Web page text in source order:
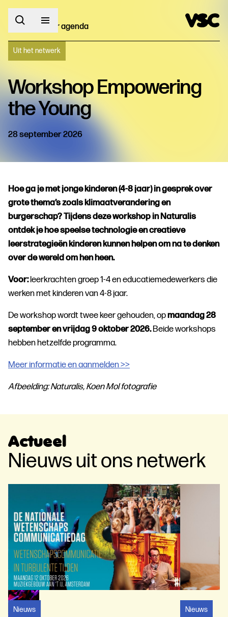
Terug naar agenda
Uit het netwerk
Workshop Empowering
the Young
28 september 2026
Hoe ga je met jonge kinderen (4-8 jaar) in gesprek over
grote thema’s zoals klimaatverandering en
burgerschap? Tijdens deze workshop in Naturalis
ontdek je hoe speelse technologie en creatieve
leerstrategieën kinderen kunnen helpen om na te denken
over de wereld om hen heen.
Voor:leerkrachten groep 1-4 en educatiemedewerkers die
werken met kinderen van 4-8 jaar.
De workshop wordt twee keer gehouden, opmaandag 28
september en vrijdag 9 oktober 2026.Beide workshops
hebben hetzelfde programma.
Meer informatie en aanmelden >>
Afbeelding: Naturalis, Koen Mol fotografie
Actueel
Nieuws uit ons netwerk
Nieuws Nieuws